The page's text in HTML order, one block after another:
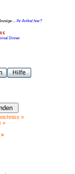
... Ihr Artikel hier?
€
Dinner
»
»
»